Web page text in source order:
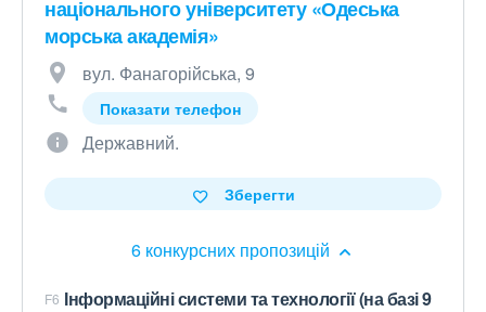
національного університету «Одеська
морська академія»
вул. Фанагорійська, 9
Показати телефон
Державний.
6 конкурсних пропозицій
Зберегти
F6 Інформаційні системи та технології (на базі 9